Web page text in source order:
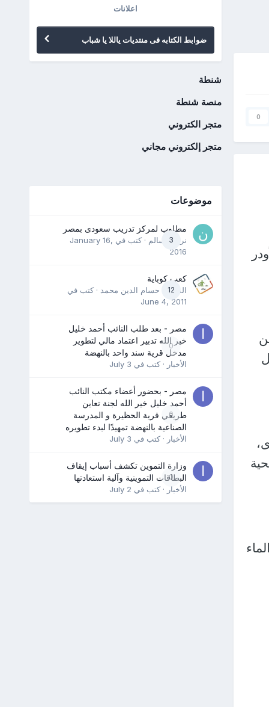
0
اعلانات
ضوابط الكتابه فى منتديات ياللا يا شباب
شنطة
منصة شنطة
متجر الكتروني
متجر إلكتروني مجاني
موضوعات
3
مطلوب لمركز تدريب سعودى بمصر
نرمين سالم · كتب في January 16,
2016
12
كعب كوباية
المدرب حسام الدين محمد · كتب في
June 4, 2011
0
مصر - بعد طلب النائب أحمد خليل
خير الله تدبير اعتماد مالي لتطوير
مدخل قرية سند واحد بالنهضة
الأخبار · كتب في July 3
0
مصر - بحضور أعضاء مكتب النائب
أحمد خليل خير الله لجنة تعاين
طريقي قرية الحظيرة و المدرسة
الصناعية بالنهضة تمهيدًا لبدء تطويره
الأخبار · كتب في July 3
0
وزارة التموين تكشف أسباب إيقاف
البطاقات التموينية وآلية استعادتها
الأخبار · كتب في July 2